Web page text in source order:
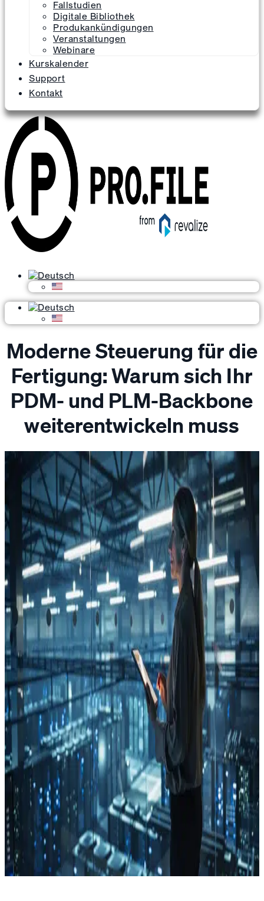
Fallstudien
Digitale Bibliothek
Produkankündigungen
Veranstaltungen
Webinare
Kurskalender
Support
Kontakt
Moderne Steuerung für die
Fertigung: Warum sich Ihr
PDM- und PLM-Backbone
weiterentwickeln muss